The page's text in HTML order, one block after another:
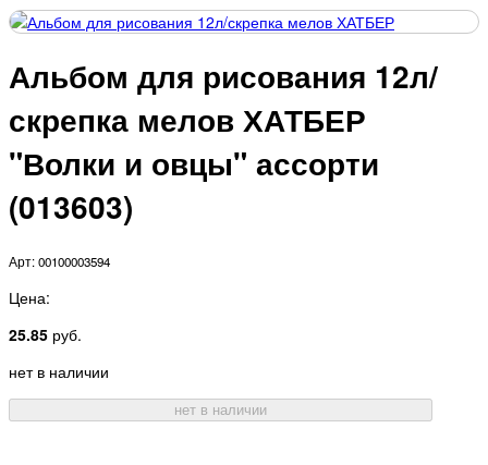
Альбом для рисования 12л/
скрепка мелов ХАТБЕР
"Волки и овцы" ассорти
(013603)
Арт: 00100003594
Цена:
25.85 руб.
нет в наличии
нет в наличии